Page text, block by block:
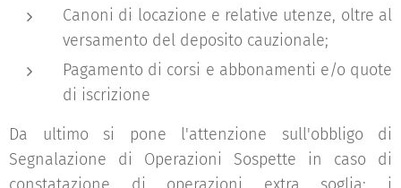
Canoni di locazione e relative utenze, oltre al
versamento del deposito cauzionale;
Pagamento di corsi e abbonamenti e/o quote
di iscrizione
Da ultimo si pone l'attenzione sull'obbligo di
Segnalazione di Operazioni Sospette in caso di